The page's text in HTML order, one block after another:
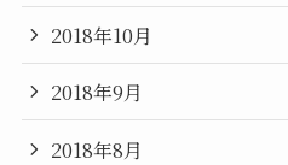
2018年10月
2018年9月
2018年8月